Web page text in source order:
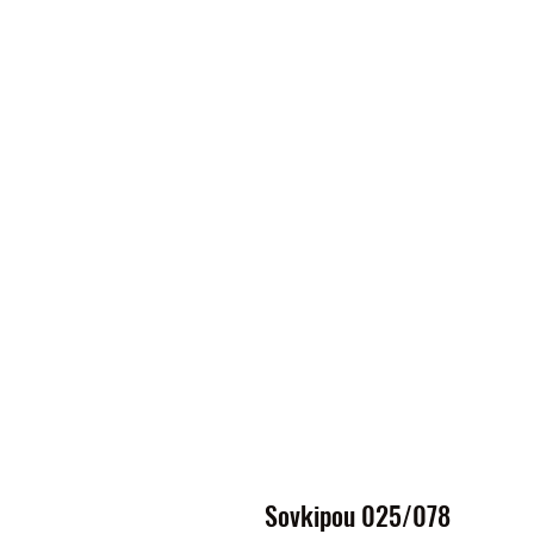
Sovkipou 025/078